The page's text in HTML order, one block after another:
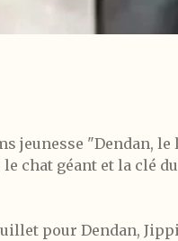
jeunesse "Dendan, le
chat géant et la clé du
pour Dendan,